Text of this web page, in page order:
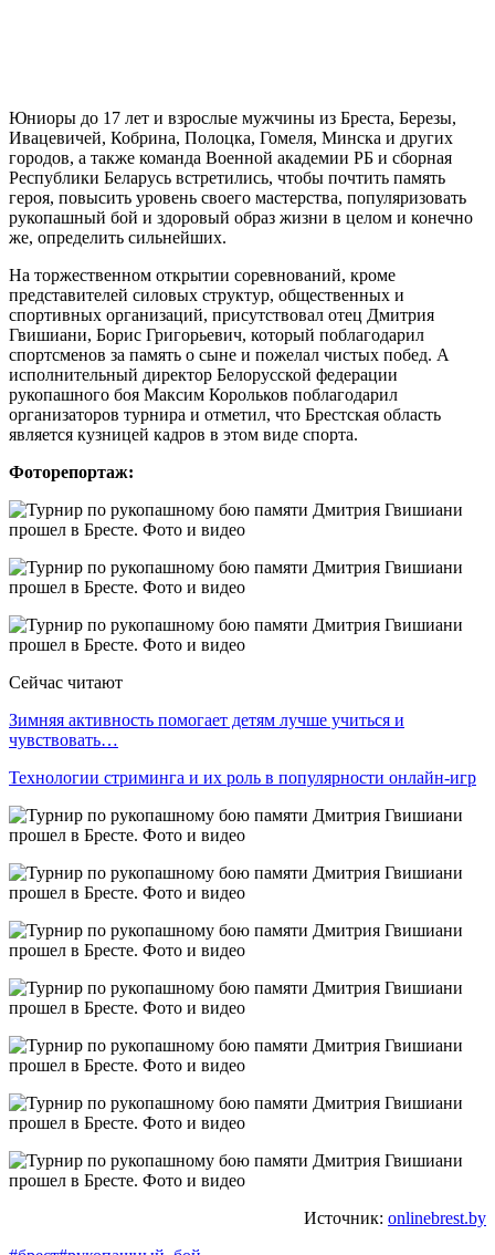
Юниоры до 17 лет и взрослые мужчины из Бреста, Березы,
Ивацевичей, Кобрина, Полоцка, Гомеля, Минска и других
городов, а также команда Военной академии РБ и сборная
Республики Беларусь встретились, чтобы почтить память
героя, повысить уровень своего мастерства, популяризовать
рукопашный бой и здоровый образ жизни в целом и конечно
же, определить сильнейших.
На торжественном открытии соревнований, кроме
представителей силовых структур, общественных и
спортивных организаций, присутствовал отец Дмитрия
Гвишиани, Борис Григорьевич, который поблагодарил
спортсменов за память о сыне и пожелал чистых побед. А
исполнительный директор Белорусской федерации
рукопашного боя Максим Корольков поблагодарил
организаторов турнира и отметил, что Брестская область
является кузницей кадров в этом виде спорта.
Фоторепортаж:
Сейчас читают
Зимняя активность помогает детям лучше учиться и
чувствовать…
Технологии стриминга и их роль в популярности онлайн-игр
Источник: onlinebrest.by